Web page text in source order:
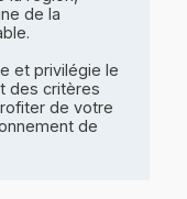
de la
et privilégie le
des critères
de votre
de